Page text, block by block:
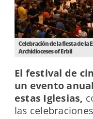
Celebración de la fiesta de la
Archidioceses of Erbil
El festival de
un evento
estas Iglesias,
las